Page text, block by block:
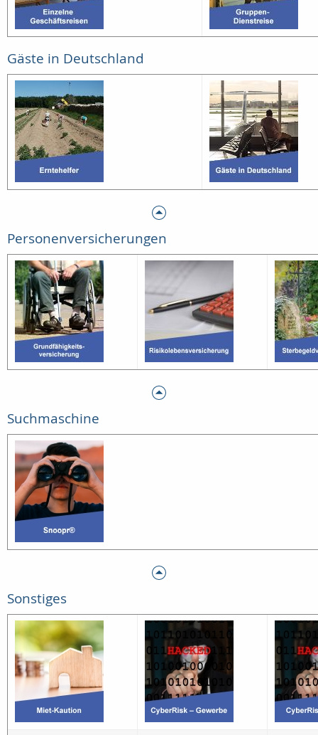
Gäste in Deutschland
Personenversicherungen
Suchmaschine
Sonstiges